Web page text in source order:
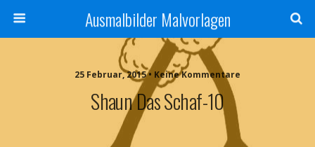
Ausmalbilder Malvorlagen
25 Februar, 2015 • Keine Kommentare
Shaun Das Schaf-10